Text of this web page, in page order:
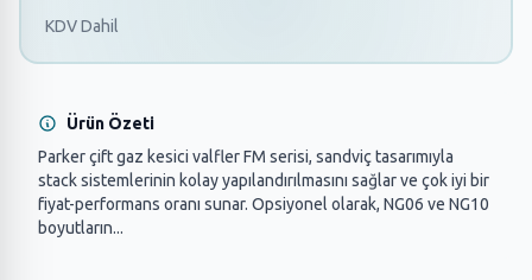
KDV Dahil
Ürün Özeti
Parker çift gaz kesici valfler FM serisi, sandviç tasarımıyla
stack sistemlerinin kolay yapılandırılmasını sağlar ve çok iyi bir
fiyat-performans oranı sunar. Opsiyonel olarak, NG06 ve NG10
boyutların...